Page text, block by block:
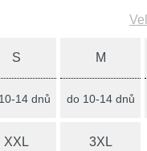
S
14 dnů
M
do 10-14 dnů
XXL 3XL